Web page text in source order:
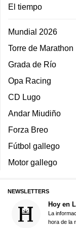
El tiempo
Mundial 2026
Torre de Marathon
Grada de Río
Opa Racing
CD Lugo
Andar Miudiño
Forza Breo
Fútbol gallego
Motor gallego
NEWSLETTERS
Hoy en
La
hora de la